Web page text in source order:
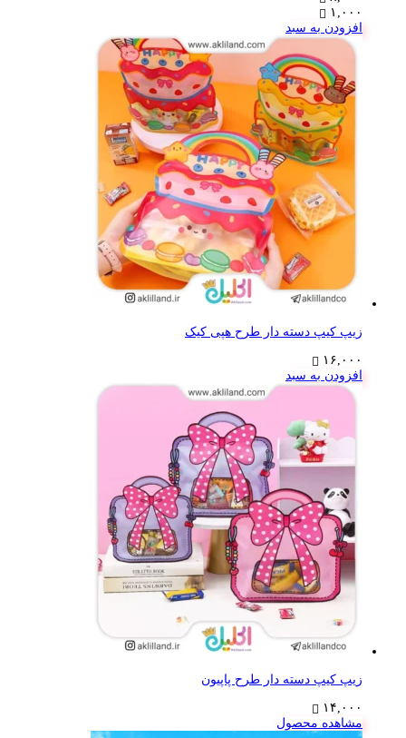
۱,۰۰۰
افزودن به سبد
زیپ کیپ دسته دار طرح هپی کیک
۱۶,۰۰۰
افزودن به سبد
زیپ کیپ دسته دار طرح پاپیون
۱۴,۰۰۰
مشاهده محصول